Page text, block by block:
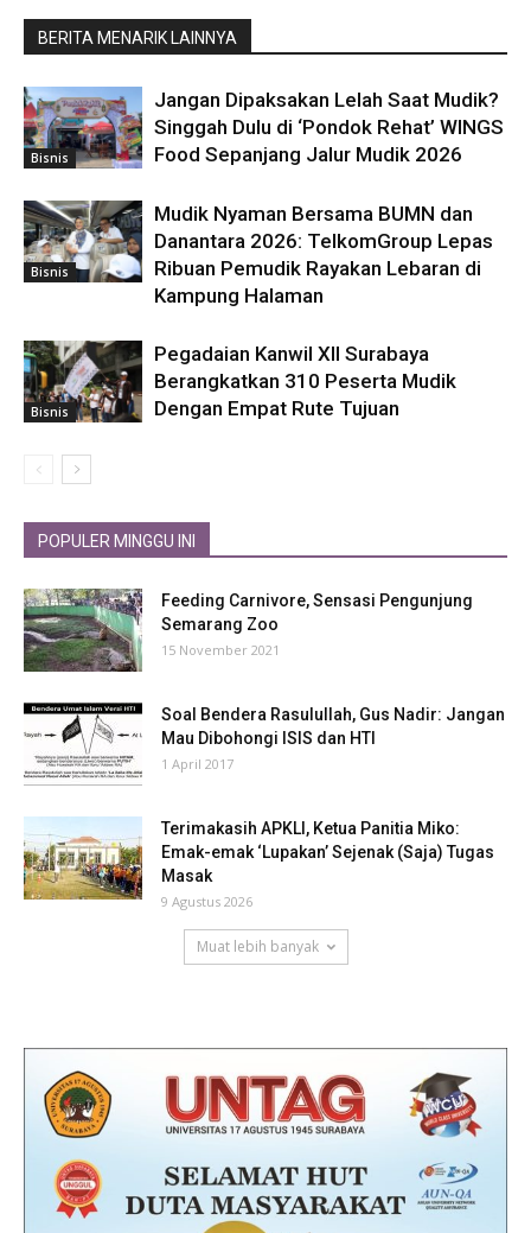
BERITA MENARIK LAINNYA
Bisnis
Jangan Dipaksakan Lelah Saat Mudik?
Singgah Dulu di ‘Pondok Rehat’ WINGS
Food Sepanjang Jalur Mudik 2026
Bisnis
Mudik Nyaman Bersama BUMN dan
Danantara 2026: TelkomGroup Lepas
Ribuan Pemudik Rayakan Lebaran di
Kampung Halaman
Bisnis
Pegadaian Kanwil XII Surabaya
Berangkatkan 310 Peserta Mudik
Dengan Empat Rute Tujuan
POPULER MINGGU INI
Feeding Carnivore, Sensasi Pengunjung
Semarang Zoo
15 November 2021
Soal Bendera Rasulullah, Gus Nadir: Jangan
Mau Dibohongi ISIS dan HTI
1 April 2017
Terimakasih APKLI, Ketua Panitia Miko:
Emak-emak ‘Lupakan’ Sejenak (Saja) Tugas
Masak
9 Agustus 2026
Muat lebih banyak